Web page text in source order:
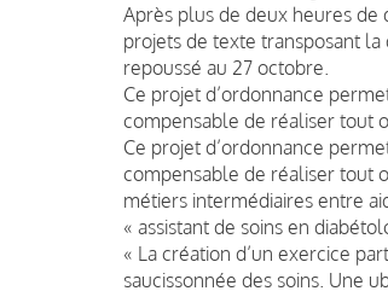
Après plus de deux heures de
projets de texte transposant
repoussé au 27 octobre.
Ce projet d’ordonnance
compensable de réaliser tout
Ce projet d’ordonnance
compensable de réaliser tout
métiers intermédiaires entre
« assistant de soins en
« La création d’un exercice
saucissonnée des soins. Une